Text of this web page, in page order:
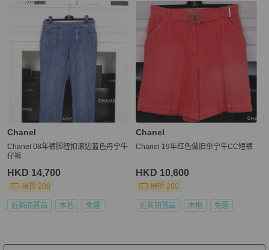
Chanel
Chanel 08年裤脚纽扣滚边蓝色丹宁牛
仔裤
HKD 14,700
現折 200
近新閒置品 本地 免運
Chanel
Chanel 19年红色做旧单宁牛CC短裤
HKD 10,600
現折 200
近新閒置品 本地 免運